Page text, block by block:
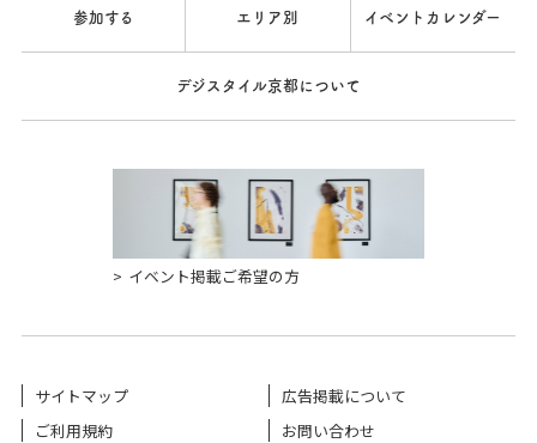
参加する エリア別 イベントカレンダー
デジスタイル京都について
イベント掲載ご希望の方
サイトマップ
広告掲載について
ご利用規約
お問い合わせ